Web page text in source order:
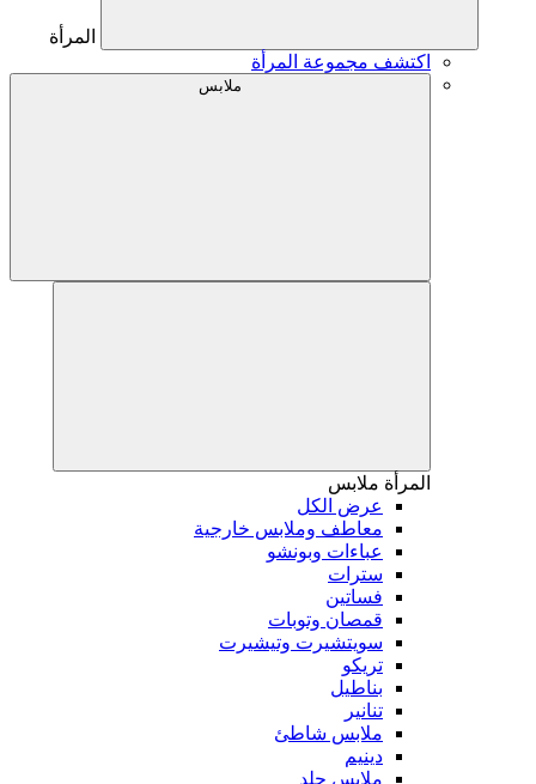
المرأة
اكتشف مجموعة المرأة
ملابس
المرأة ملابس
عرض الكل
معاطف وملابس خارجية
عباءات وبونشو
سترات
فساتين
قمصان وتوبات
سويتشيرت وتيشيرت
تريكو
بناطيل
تنانير
ملابس شاطئ
دينيم
ملابس جلد